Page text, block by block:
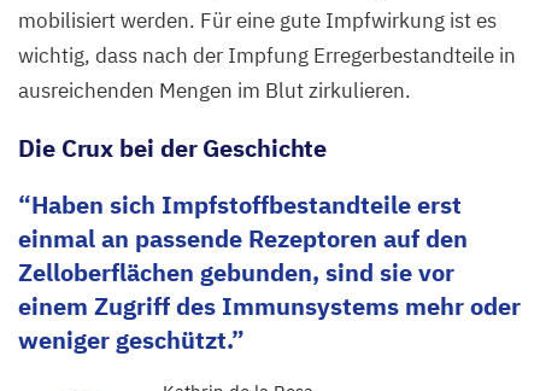
mobilisiert werden. Für eine gute Impfwirkung ist es
wichtig, dass nach der Impfung Erregerbestandteile in
ausreichenden Mengen im Blut zirkulieren.
Die Crux bei der Geschichte
Haben sich Impfstoffbestandteile erst
einmal an passende Rezeptoren auf den
Zelloberflächen gebunden, sind sie vor
einem Zugriff des Immunsystems mehr oder
weniger geschützt.